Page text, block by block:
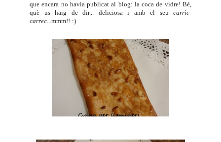
que encara no havia publicat al blog: la coca de vidre! Bé,
què us haig de dir... deliciosa i amb el seu carric-
carrec ...mmm!! :)